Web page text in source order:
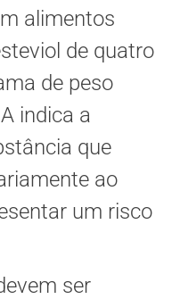
alimentos
de quatro
de peso
indica a
que
ao
um risco
ser